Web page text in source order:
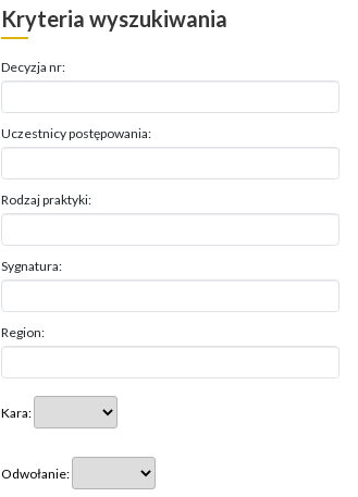
Kryteria wyszukiwania
Decyzja nr:
Uczestnicy postępowania:
Rodzaj praktyki:
Sygnatura:
Region:
Kara:
Odwołanie: